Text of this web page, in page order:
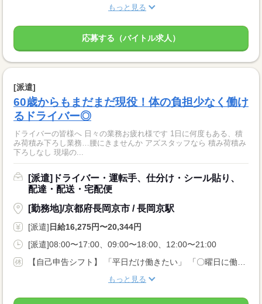
もっと見る
応募する（バイトル求人）
[派遣]
60歳からもまだまだ現役！体の負担少なく働け
るドライバー◎
ドライバーの皆様へ 日々の業務お疲れ様です 1日に何度もある、積
み荷積み下ろし業務…腰にきませんか アズスタッフなら 積み荷積み
下ろしなし 現場の...
[派遣]ドライバー・運転手、仕分け・シール貼り、
配達・配送・宅配便
[勤務地]/京都府長岡京市 / 長岡京駅
[派遣]日給16,275円〜20,344円
[派遣]08:00〜17:00、09:00〜18:00、12:00〜21:00
もっと見る